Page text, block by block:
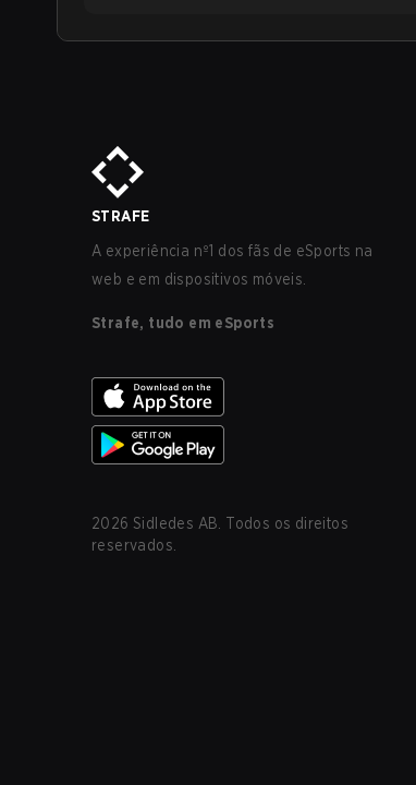
STRAFE
A experiência nº1 dos fãs de eSports na
web e em dispositivos móveis.
Strafe, tudo em eSports
2026 Sidledes AB. Todos os direitos
reservados.